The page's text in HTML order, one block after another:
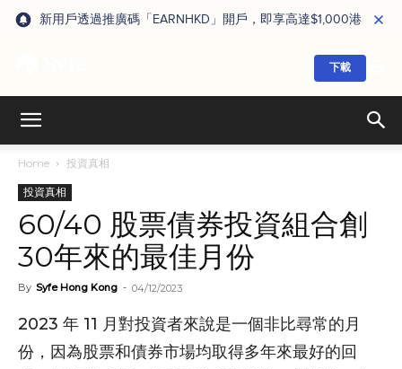
新用戶透過推廣碼「EARNHKD」開戶，即享高達$1,000港元獎賞
下載
Home 投資真相
投資真相
60/40 股票債券投資組合創
30年來的最佳月份
By Syfe Hong Kong - 04/12/2023
2023 年 11 月對投資者來說是一個非比尋常的月
份，因為股票和債券市場均取得多年來最好的回